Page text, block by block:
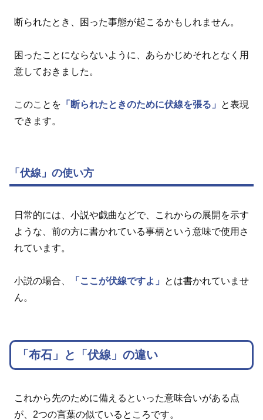
断られたとき、困った事態が起こるかもしれません。
困ったことにならないように、あらかじめそれとなく用
意しておきました。
このことを 「断られたときのために伏線を張る」
と表現
できます。
「伏線」の使い方
日常的には、小説や戯曲などで、これからの展開を示す
ような、前の方に書かれている事柄という意味で使用さ
れています。
小説の場合、 「ここが伏線ですよ」
とは書かれていませ
ん。
「布石」と「伏線」の違い
これから先のために備えるといった意味合いがある点
が、2つの言葉の似ているところです。